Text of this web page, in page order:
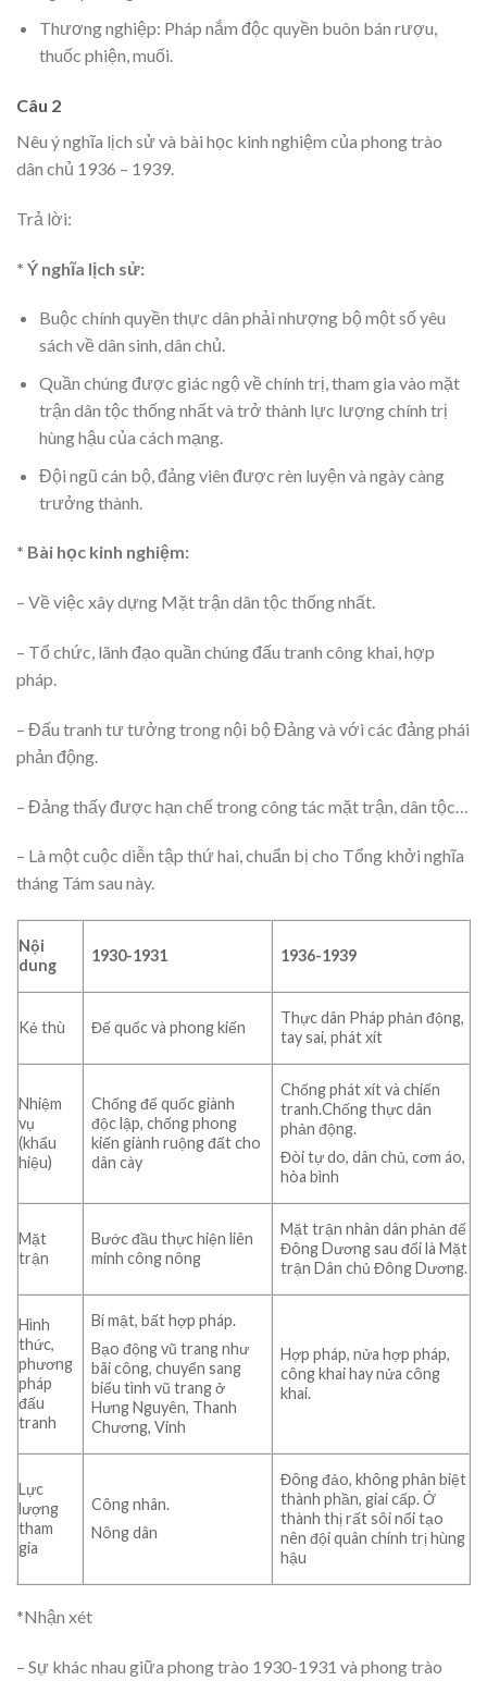
Thương nghiệp: Pháp nắm độc quyền buôn bán rượu,
thuốc phiện, muối.
Câu 2
Nêu ý nghĩa lịch sử và bài học kinh nghiệm của phong trào
dân chủ 1936 – 1939.
Trả lời:
* Ý nghĩa lịch sử:
Buộc chính quyền thực dân phải nhượng bộ một số yêu
sách về dân sinh, dân chủ.
Quần chúng được giác ngộ về chính trị, tham gia vào mặt
trận dân tộc thống nhất và trở thành lực lượng chính trị
hùng hậu của cách mạng.
Đội ngũ cán bộ, đảng viên được rèn luyện và ngày càng
trưởng thành.
* Bài học kinh nghiệm:
– Về việc xây dựng Mặt trận dân tộc thống nhất.
– Tổ chức, lãnh đạo quần chúng đấu tranh công khai, hợp
pháp.
– Đấu tranh tư tưởng trong nội bộ Đảng và với các đảng phái
phản động.
– Đảng thấy được hạn chế trong công tác mặt trận, dân tộc…
– Là một cuộc diễn tập thứ hai, chuẩn bị cho Tổng khởi nghĩa
tháng Tám sau này.
Nội
dung
1930-1931 1936-1939
Kẻ thù Đế quốc và phong kiến
Thực dân Pháp phản động,
tay sai, phát xít
Nhiệm
vụ
(khẩu
hiệu)
Chống đế quốc giành
độc lập, chống phong
kiến giành ruộng đất cho
dân cày
Chống phát xít và chiến
tranh.Chống thực dân
phản động.
Đòi tự do, dân chủ, cơm áo,
hòa bình
Mặt
trận
Bước đầu thực hiện liên
minh công nông
Mặt trận nhân dân phản đế
Đông Dương sau đổi là Mặt
trận Dân chủ Đông Dương.
Hình
thức,
phương
pháp
đấu
tranh
Bí mật, bất hợp pháp.
Bạo động vũ trang như
bãi công, chuyển sang
biểu tình vũ trang ở
Hưng Nguyên, Thanh
Chương, Vinh
Hợp pháp, nửa hợp pháp,
công khai hay nửa công
khai.
Lực
lượng
tham
gia
Công nhân.
Nông dân
Đông đảo, không phân biệt
thành phần, giai cấp. Ở
thành thị rất sôi nổi tạo
nên đội quân chính trị hùng
hậu
*Nhận xét
– Sự khác nhau giữa phong trào 1930-1931 và phong trào